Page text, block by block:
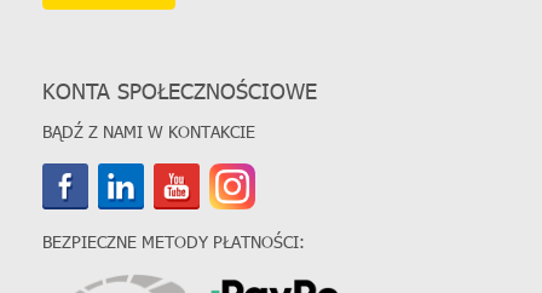
KONTA SPOŁECZNOŚCIOWE
BĄDŹ Z NAMI W KONTAKCIE
BEZPIECZNE METODY PŁATNOŚCI: